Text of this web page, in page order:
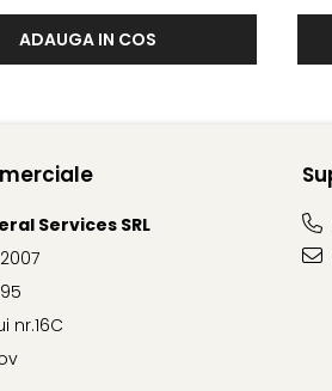
aceștia să poată ajunge la site-ul
de securitate. Gestionați-vă
ADAUGA IN COS
Services SRL
nr.16C